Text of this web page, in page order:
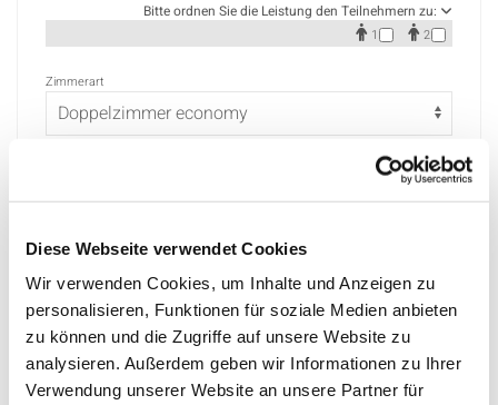
Diese Webseite verwendet Cookies
Wir verwenden Cookies, um Inhalte und Anzeigen zu
personalisieren, Funktionen für soziale Medien anbieten
zu können und die Zugriffe auf unsere Website zu
analysieren. Außerdem geben wir Informationen zu Ihrer
Verwendung unserer Website an unsere Partner für
Bitte ordnen Sie die Leistung den Teilnehmern zu:
1 2
Zimmerart
WENIGER
Skiverleih 7 Tage
Busanreise